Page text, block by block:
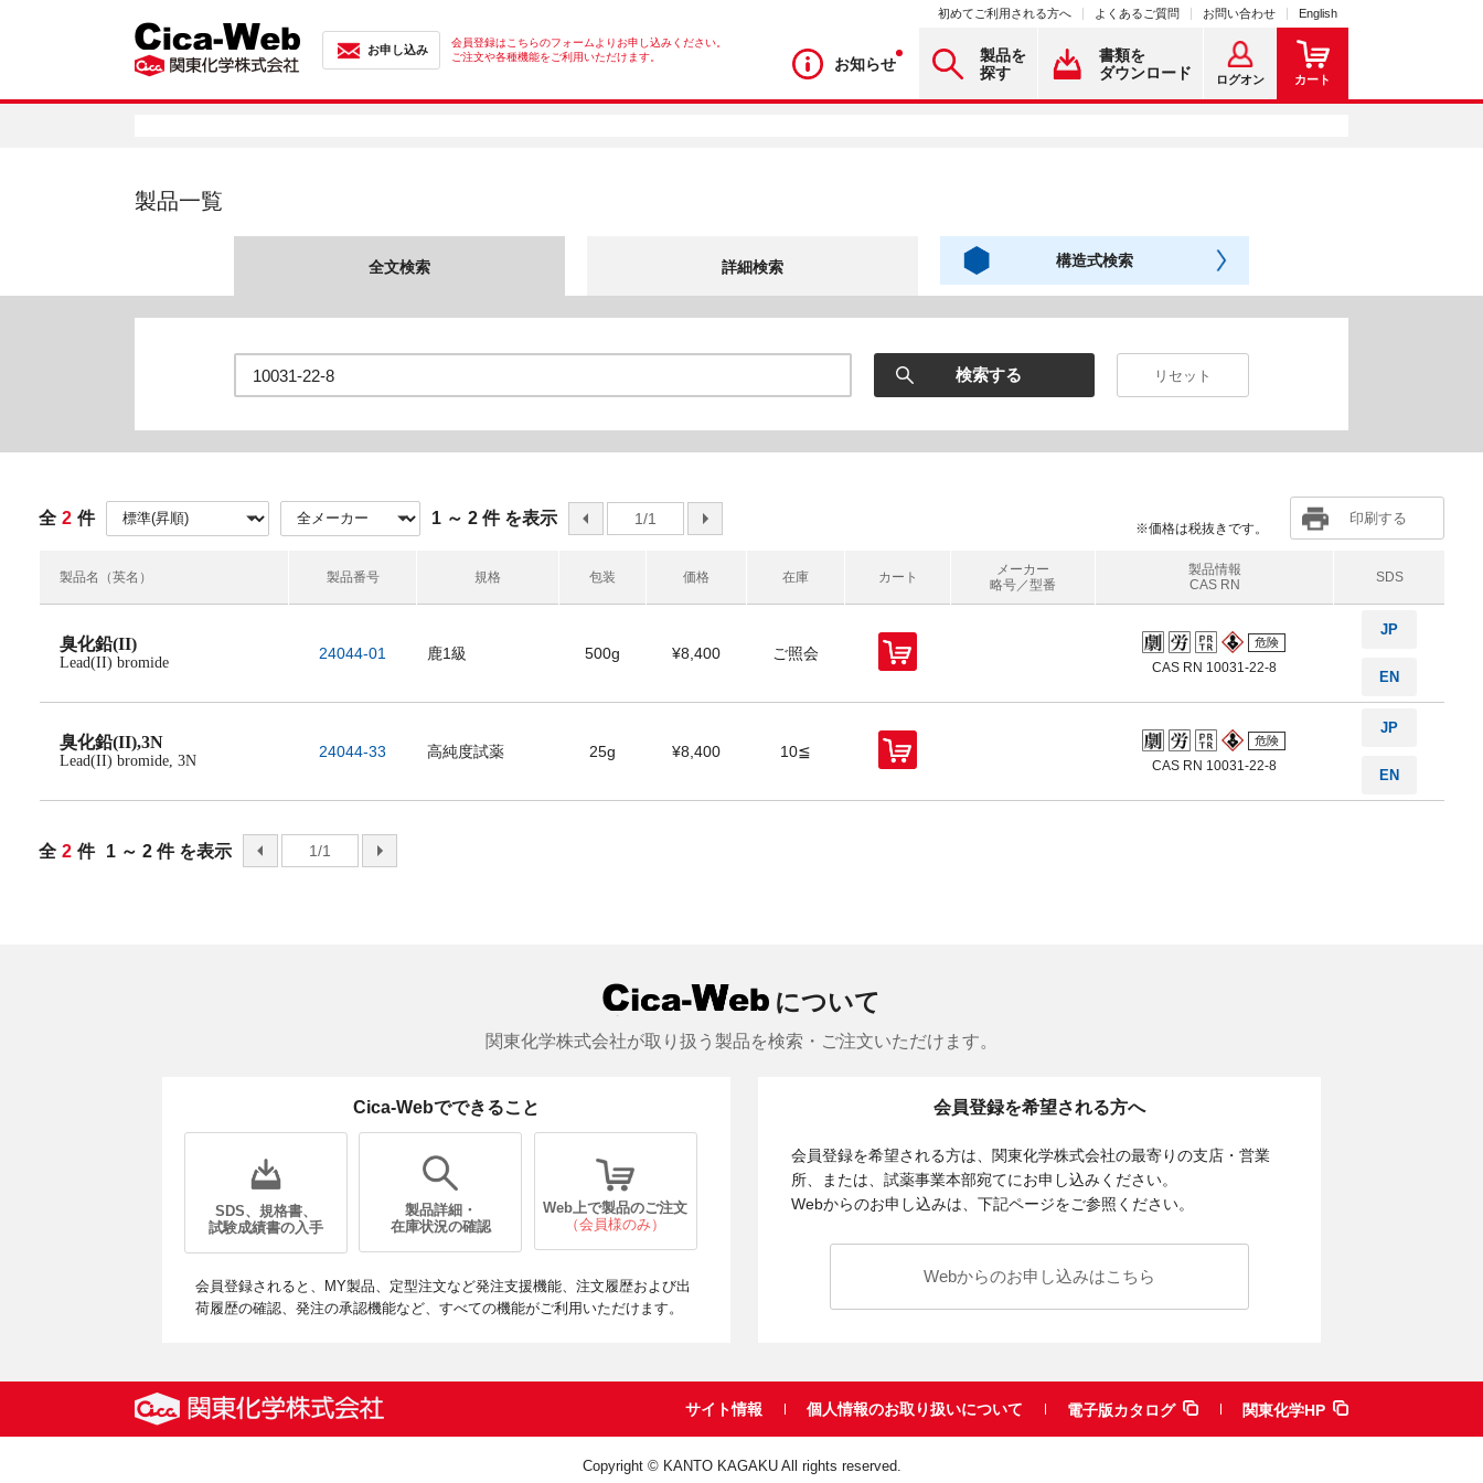
お申し込み
会員登録はこちらのフォームよりお申し込みください。
ご注文や各種機能をご利用いただけます。
お知らせ
製品を
探す
書類を
ダウンロード
ログオン カート
初めてご利用される方へ よくあるご質問 お問い合わせ English
製品一覧
全文検索 詳細検索 構造式検索
検索する リセット
全 2 件 1 ～ 2 件 を表示 前へ 1/1 次へ
※価格は税抜きです。
印刷する
製品名（英名） 製品番号 規格 包装 価格 在庫 カート
メーカー
略号／型番
製品情報
CAS RN
SDS
臭化鉛(II)
Lead(II) bromide
24044-01 鹿1級 500g ¥8,400 ご照会
危険
CAS RN 10031-22-8
JP
EN
臭化鉛(II),3N
Lead(II) bromide, 3N
24044-33 高純度試薬 25g ¥8,400 10≦
危険
CAS RN 10031-22-8
JP
EN
全 2 件 1 ～ 2 件 を表示 前へ 1/1 次へ
について
関東化学株式会社が取り扱う製品を検索・ご注文いただけます。
Cica-Webでできること
SDS、規格書、
試験成績書の入手
製品詳細・
在庫状況の確認
Web上で製品のご注文
（会員様のみ）
会員登録されると、MY製品、定型注文など発注支援機能、注文履歴および出
荷履歴の確認、発注の承認機能など、すべての機能がご利用いただけます。
会員登録を希望される方へ
会員登録を希望される方は、関東化学株式会社の最寄りの支店・営業
所、または、試薬事業本部宛てにお申し込みください。
Webからのお申し込みは、下記ページをご参照ください。
Webからのお申し込みはこちら
サイト情報 個人情報のお取り扱いについて 電子版カタログ 関東化学HP
Copyright © KANTO KAGAKU All rights reserved.